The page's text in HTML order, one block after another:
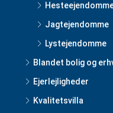
Jagtejendomme
Lystejendomme
Blandet bolig og
Ejerlejligheder
Kvalitetsvilla